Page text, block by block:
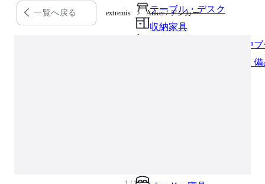
テーブル・デスク
収納家具
パーソナルブース・集中
オフィスアクセサリー・
一覧へ戻る extremis Anker / アンカー